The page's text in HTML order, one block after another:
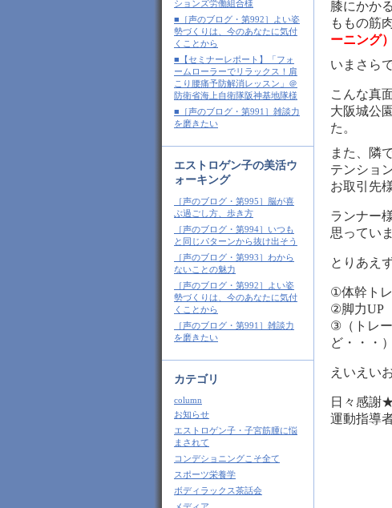
ションズ労働組合様
■［声のブログ・第992］よい姿
勢づくりは、今のあなたに気付
くことから
■【セミナーレポート】「フォ
ームローラーでリラックス！肩
こり腰痛予防解消レッスン」＠
防衛省海上自衛隊阪神基地隊様
■［声のブログ・第991］雑談力
を磨きたい
エストロゲン子の美活ウ
ォーキング
［声のブログ・第995］脳が喜
ぶ過ごし方、歩き方
［声のブログ・第994］いつも
と同じパターンから抜け出そう
［声のブログ・第993］わから
ないことの魅力
［声のブログ・第992］よい姿
勢づくりは、今のあなたに気付
くことから
［声のブログ・第991］雑談力
を磨きたい
カテゴリ
column
お知らせ
エストロゲン子・子宮筋腫に悩
まされて
コンデショニングこそ全て
スポーツ栄養学
ボディラックス茶話会
膝にかか
ももの筋
ーニング
いまさら
こんな真
大阪城公
た。
また、隣
テンショ
お取引先
ランナー
思ってい
とりあえず
①体幹ト
②脚力UP
③（トレ
ど・・・
えいえい
日々感謝
運動指導